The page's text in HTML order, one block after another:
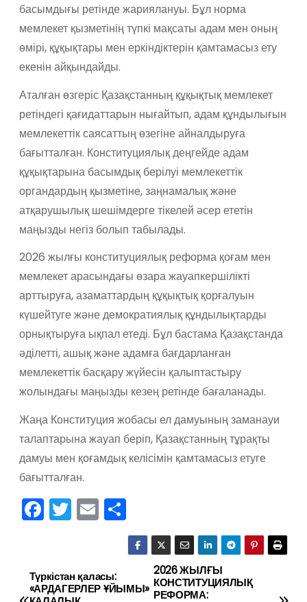
басымдығы ретінде жариялануы. Бұл норма
мемлекет қызметінің түпкі мақсаты адам мен оның
өмірі, құқықтары мен еркіндіктерін қамтамасыз ету
екенін айқындайды.
Аталған өзгеріс Қазақстанның құқықтық мемлекет
ретіндегі қағидаттарын нығайтып, адам құндылығын
мемлекеттік саясаттың өзегіне айналдыруға
бағытталған. Конституциялық деңгейде адам
құқықтарына басымдық берілуі мемлекеттік
органдардың қызметіне, заңнамалық және
атқарушылық шешімдерге тікелей әсер ететін
маңызды негіз болып табылады.
2026 жылғы конституциялық реформа қоғам мен
мемлекет арасындағы өзара жауапкершілікті
арттыруға, азаматтардың құқықтық қорғалуын
күшейтуге және демократиялық құндылықтарды
орнықтыруға ықпал етеді. Бұл бастама Қазақстанда
әділетті, ашық және адамға бағдарланған
мемлекеттік басқару жүйесін қалыптастыру
жолындағы маңызды кезең ретінде бағаланады.
Жаңа Конституция жобасы ел дамуының заманауи
талаптарына жауап беріп, Қазақстанның тұрақты
дамуы мен қоғамдық келісімін қамтамасыз етуге
бағытталған.
F
a
e
T
w
er
E
m
l
О
тп
р
Н
2026 ЖЫЛҒЫ
КОНСТИТУЦИЯЛЫҚ
РЕФОРМА:
Түркістан қаласы:
«АРДАГЕРЛЕР ҰЙЫМЫ»